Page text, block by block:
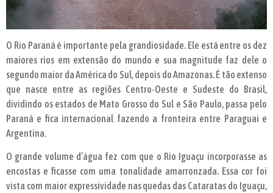
O Rio Paraná é importante pela grandiosidade. Ele está entre os dez
maiores rios em extensão do mundo e sua magnitude faz dele o
segundo maior da América do Sul, depois do Amazonas. É tão extenso
que nasce entre as regiões Centro-Oeste e Sudeste do Brasil,
dividindo os estados de Mato Grosso do Sul e São Paulo, passa pelo
Paraná e fica internacional fazendo a fronteira entre Paraguai e
Argentina.
O grande volume d’água fez com que o Rio Iguaçu incorporasse as
encostas e ficasse com uma tonalidade amarronzada. Essa cor foi
vista com maior expressividade nas quedas das Cataratas do Iguaçu,